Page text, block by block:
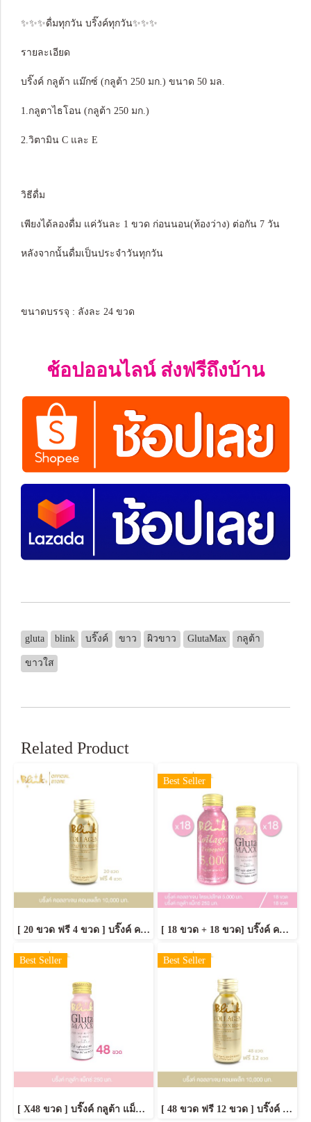
✨✨✨ดื่มทุกวัน บริ๊งค์ทุกวัน✨✨✨
รายละเอียด
บริ๊งค์ กลูต้า แม๊กซ์ (กลูต้า 250 มก.) ขนาด 50 มล.
1.กลูตาไธโอน (กลูต้า 250 มก.)
2.วิตามิน C และ E
วิธีดื่ม
เพียงได้ลองดื่ม แค่วันละ 1 ขวด ก่อนนอน(ท้องว่าง) ต่อกัน 7 วัน
หลังจากนั้นดื่มเป็นประจำวันทุกวัน
ขนาดบรรจุ : ลังละ 24 ขวด
ช้อปออนไลน์ ส่งฟรีถึงบ้าน
gluta blink บริ๊งค์ ขาว ผิวขาว GlutaMax กลูต้า
ขาวใส
Related Product
[ 20 ขวด ฟรี 4 ขวด ] บริ๊งค์ คอลลาเจน คอมเพล็กซ์ 10,000 มก. ขนาด 100 มล.
Best Seller
[ 18 ขวด + 18 ขวด] บริ๊งค์ คอลลาเจน ไตรเปปไทด์ 5,000 มก.ขนาด100มล. 18 ขวด + บริ๊งค์ กลูต้า แม็กซ์ ขนาด 50 มล.18 ขวด
Best Seller
[ X48 ขวด ] บริ๊งค์ กลูต้า แม็กซ์ ขนาด 50 มล.
Best Seller
[ 48 ขวด ฟรี 12 ขวด ] บริ๊งค์ คอลลาเจน คอมเพล็กซ์ 10,000 มก. ขนาด 100 มล.